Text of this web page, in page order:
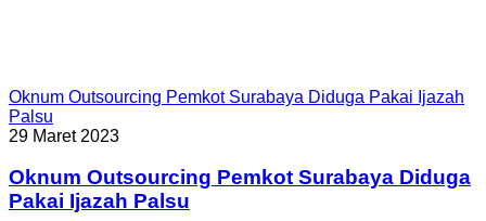
Oknum Outsourcing Pemkot Surabaya Diduga Pakai Ijazah
Palsu
29 Maret 2023
Oknum Outsourcing Pemkot Surabaya Diduga
Pakai Ijazah Palsu